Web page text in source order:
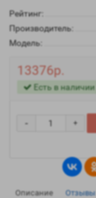
Рейтинг:
Производитель:
Модель:
13376р.
Есть в наличии
+
-
Описание Отзывы